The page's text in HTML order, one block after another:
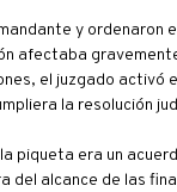
y ordenaron
afectaba
el juzgado activó
la resolución
piqueta era un
alcance de las